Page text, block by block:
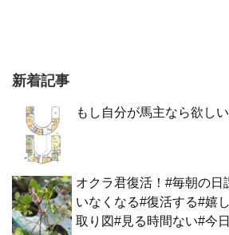
新着記事
もし自分が馬主なら欲し
オクラ君復活！#毎朝の日
いなくなる#復活する#嬉
取り図#見る時間ない#今